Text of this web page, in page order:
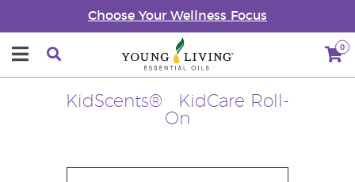
Choose Your Wellness Focus
0
KidScents® KidCare Roll-
On